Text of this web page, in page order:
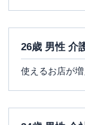
26歳 男性
使えるお店が